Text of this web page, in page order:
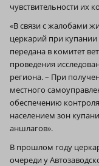
чувствительности их
«В связи с жалобами
церкарий при
передана в комитет
проведения
региона. – При
местного
обеспечению
населением зон
аншлагов».
В прошлом году
очереди у